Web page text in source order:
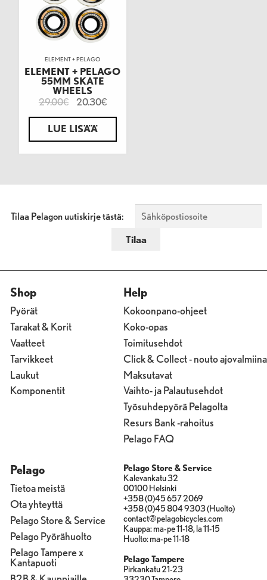
ELEMENT + PELAGO
ELEMENT + PELAGO
55MM SKATE
WHEELS
29.00€ 20.30€
LUE LISÄÄ
Tilaa Pelagon uutiskirje tästä:
Shop
Pyörät
Tarakat & Korit
Vaatteet
Tarvikkeet
Laukut
Komponentit
Help
Kokoonpano-ohjeet
Koko-opas
Toimitusehdot
Click & Collect - nouto ajovalmiina
Maksutavat
Vaihto- ja Palautusehdot
Työsuhdepyörä Pelagolta
Resurs Bank -rahoitus
Pelago FAQ
Pelago
Tietoa meistä
Ota yhteyttä
Pelago Store & Service
Pelago Pyörähuolto
Pelago Tampere x
Kantapuoti
Pelago Store & Service
Kalevankatu 32
00100 Helsinki
+358 (0)45 657 2069
+358 (0)45 804 9303 (Huolto)
contact@pelagobicycles.com
Kauppa: ma-pe 11-18, la 11-15
Huolto: ma-pe 11-18
Pelago Tampere
Pirkankatu 21-23